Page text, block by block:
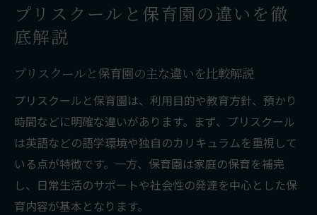
プリスクールと保育園の違いを徹
底解説
プリスクールと保育園の主な違いを比較解説
プリスクールと保育園は、利用目的や教育方針、預かり
時間などに明確な違いがあります。まず、プリスクール
は英語などの語学環境や独自のカリキュラムを重視して
いる点が特徴です。一方、保育園は家庭の保育を補完
し、日常生活のサポートや社会性の発達を中心とした保
育内容が基本となります。